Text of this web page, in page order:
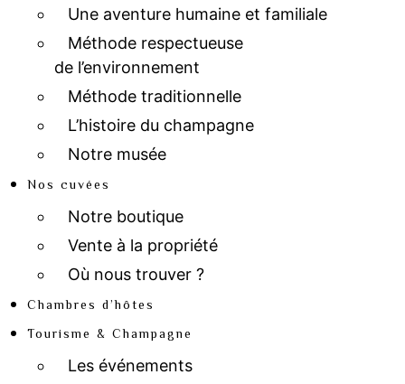
Une aventure humaine et familiale
Méthode respectueuse
de l’environnement
Méthode traditionnelle
L’histoire du champagne
Notre musée
Nos cuvées
Notre boutique
Vente à la propriété
Où nous trouver ?
Chambres d’hôtes
Tourisme & Champagne
Les événements